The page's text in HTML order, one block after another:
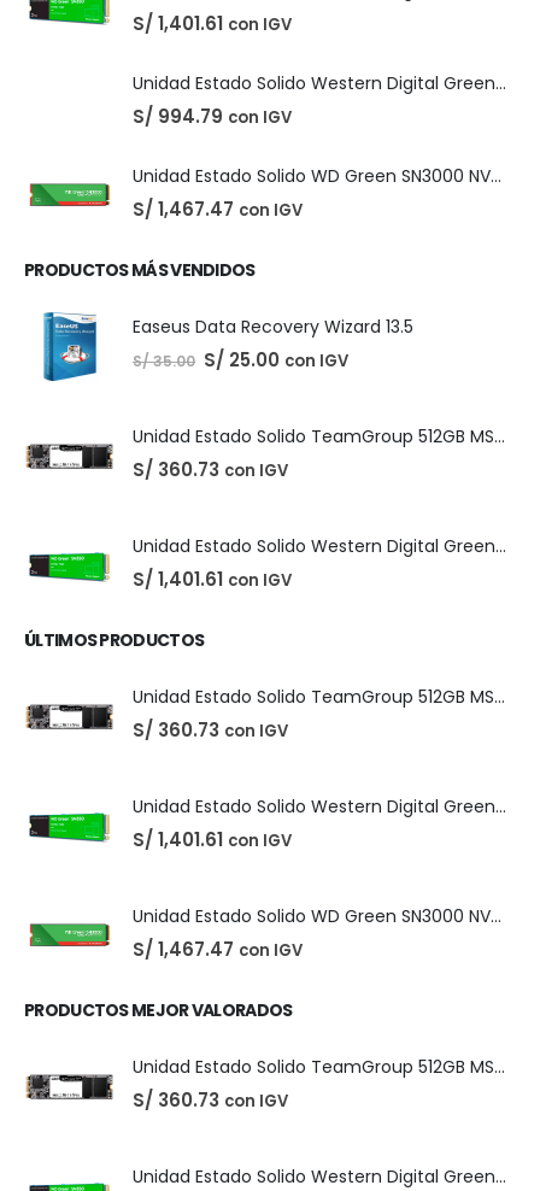
Adobe Creative Cloud - 1 Año
precio
original
era:
S/ 220.00.
precio
actual
es:
S/ 210.00.
PRODUCTOS DESTACADOS
Unidad Estado Solido Western Digital Green SN350 2TB
S/ 1,401.61 con IGV
Unidad Estado Solido Western Digital Green 2TB
S/ 994.79 con IGV
S/ 1,467.47 con IGV
PRODUCTOS MÁS VENDIDOS
Easeus Data Recovery Wizard 13.5
S/35.00 El
precio
S/ 35.00.
S/ 25.00El
precio
S/ 25.00.
con IGV
S/360.73 con IGV
S/ 1,401.61 con IGV
ÚLTIMOS PRODUCTOS
S/360.73 con IGV
S/1,401.61 con IGV
S/ 1,467.47 con IGV
PRODUCTOS MEJOR VALORADOS